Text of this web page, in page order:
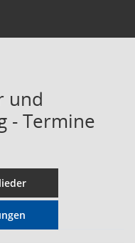
und
- Termine